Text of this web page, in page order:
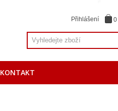
0
Přihlášení
KONTAKT